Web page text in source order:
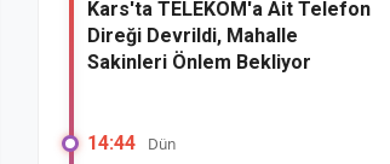
Kars'ta TELEKOM'a Ait Telefon
Direği Devrildi, Mahalle
Sakinleri Önlem Bekliyor
14:44 Dün